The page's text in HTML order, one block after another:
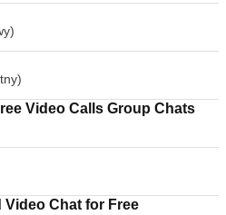
Viber Messenger - Free Video Calls Group Chats
and Video Chat for Free